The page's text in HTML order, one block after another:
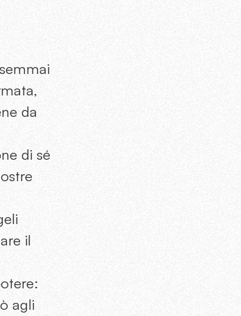
da
di sé
il
agli